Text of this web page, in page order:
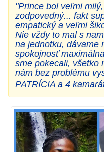
"Prince bol veľmi
zodpovedný... fakt
empatický a veľmi
Nie vždy to mal s
na jednotku, dávame
spokojnosť
sme pokecali, všetko
nám bez problému
PATRÍCIA a 4